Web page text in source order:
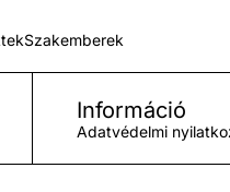
Szakemberek
Információ
Adatvédelmi